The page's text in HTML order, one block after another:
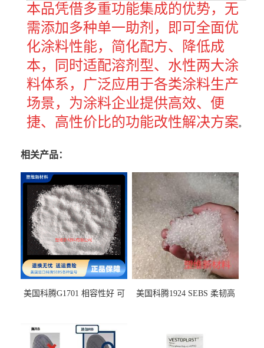
本品凭借多重功能集成的优势，无
需添加多种单一助剂，即可全面优
化涂料性能，简化配方、降低成
本，同时适配溶剂型、水性两大涂
料体系，广泛应用于各类涂料生产
场景，为涂料企业提供高效、便
捷、高性价比的功能改性解决方案。
相关产品：
美国科腾G1701 相容性好 可
美国科腾1924 SEBS 柔韧高